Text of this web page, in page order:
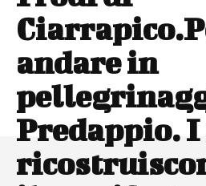
andare in
Predappio.